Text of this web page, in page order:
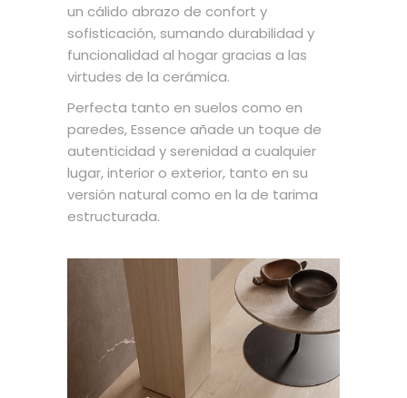
un cálido abrazo de confort y
sofisticación, sumando durabilidad y
funcionalidad al hogar gracias a las
virtudes de la cerámica.
Perfecta tanto en suelos como en
paredes, Essence añade un toque de
autenticidad y serenidad a cualquier
lugar, interior o exterior, tanto en su
versión natural como en la de tarima
estructurada.